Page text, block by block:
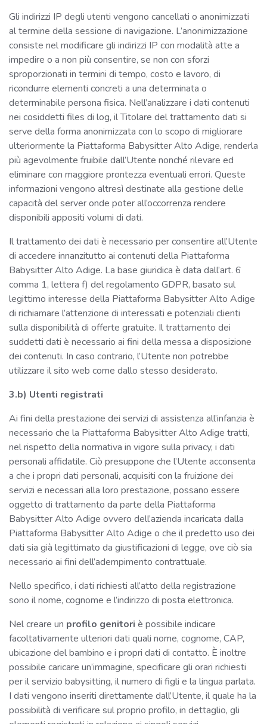
Gli indirizzi IP degli utenti vengono cancellati o anonimizzati
al termine della sessione di navigazione. L’anonimizzazione
consiste nel modificare gli indirizzi IP con modalità atte a
impedire o a non più consentire, se non con sforzi
sproporzionati in termini di tempo, costo e lavoro, di
ricondurre elementi concreti a una determinata o
determinabile persona fisica. Nell’analizzare i dati contenuti
nei cosiddetti files di log, il Titolare del trattamento dati si
serve della forma anonimizzata con lo scopo di migliorare
ulteriormente la Piattaforma Babysitter Alto Adige, renderla
più agevolmente fruibile dall’Utente nonché rilevare ed
eliminare con maggiore prontezza eventuali errori. Queste
informazioni vengono altresì destinate alla gestione delle
capacità del server onde poter all’occorrenza rendere
disponibili appositi volumi di dati.
Il trattamento dei dati è necessario per consentire all’Utente
di accedere innanzitutto ai contenuti della Piattaforma
Babysitter Alto Adige. La base giuridica è data dall’art. 6
comma 1, lettera f) del regolamento GDPR, basato sul
legittimo interesse della Piattaforma Babysitter Alto Adige
di richiamare l’attenzione di interessati e potenziali clienti
sulla disponibilità di offerte gratuite. Il trattamento dei
suddetti dati è necessario ai fini della messa a disposizione
dei contenuti. In caso contrario, l’Utente non potrebbe
utilizzare il sito web come dallo stesso desiderato.
3.b) Utenti registrati
Ai fini della prestazione dei servizi di assistenza all’infanzia è
necessario che la Piattaforma Babysitter Alto Adige tratti,
nel rispetto della normativa in vigore sulla privacy, i dati
personali affidatile. Ciò presuppone che l’Utente acconsenta
a che i propri dati personali, acquisiti con la fruizione dei
servizi e necessari alla loro prestazione, possano essere
oggetto di trattamento da parte della Piattaforma
Babysitter Alto Adige ovvero dell’azienda incaricata dalla
Piattaforma Babysitter Alto Adige o che il predetto uso dei
dati sia già legittimato da giustificazioni di legge, ove ciò sia
necessario ai fini dell’adempimento contrattuale.
Nello specifico, i dati richiesti all’atto della registrazione
sono il nome, cognome e l’indirizzo di posta elettronica.
Nel creare un profilo genitori è possibile indicare
facoltativamente ulteriori dati quali nome, cognome, CAP,
ubicazione del bambino e i propri dati di contatto. È inoltre
possibile caricare un’immagine, specificare gli orari richiesti
per il servizio babysitting, il numero di figli e la lingua parlata.
I dati vengono inseriti direttamente dall’Utente, il quale ha la
possibilità di verificare sul proprio profilo, in dettaglio, gli